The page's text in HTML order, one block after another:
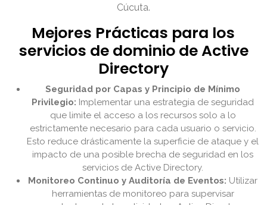
Cúcuta.
Mejores Prácticas para los
servicios de dominio de Active
Directory
Seguridad por Capas y Principio de Mínimo
Privilegio: Implementar una estrategia de seguridad
que limite el acceso a los recursos solo a lo
estrictamente necesario para cada usuario o servicio.
Esto reduce drásticamente la superficie de ataque y el
impacto de una posible brecha de seguridad en los
servicios de Active Directory.
Monitoreo Continuo y Auditoría de Eventos: Utilizar
herramientas de monitoreo para supervisar